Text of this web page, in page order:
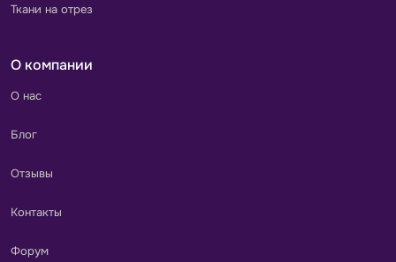
Ткани на отрез
О компании
О нас
Блог
Отзывы
Контакты
Форум